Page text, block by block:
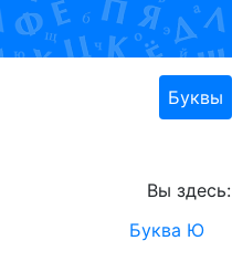
Буквы
Вы здесь:
Буква Ю